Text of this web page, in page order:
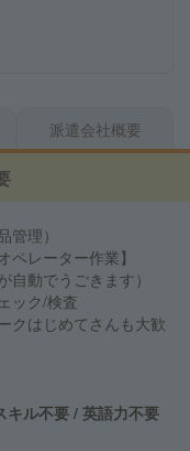
派遣会社概要
理）
ペレーター作業】
自動でうごきます）
ック/検査
クはじめてさんも大歓
ル不要 / 英語力不要